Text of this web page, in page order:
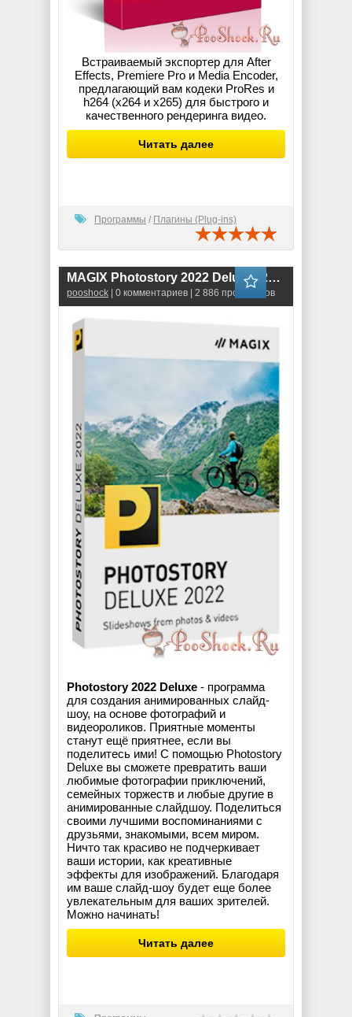
Встраиваемый экспортер для After
Effects, Premiere Pro и Media Encoder,
предлагающий вам кодеки ProRes и
h264 (x264 и x265) для быстрого и
качественного рендеринга видео.
Читать далее
Программы / Плагины (Plug-ins)
MAGIX Photostory 2022 Deluxe (21.0.1.101)
pooshock | 0 комментариев | 2 886 просмотров
Photostory 2022 Deluxe - программа
для создания анимированных слайд-
шоу, на основе фотографий и
видеороликов. Приятные моменты
станут ещё приятнее, если вы
поделитесь ими! С помощью Photostory
Deluxe вы сможете превратить ваши
любимые фотографии приключений,
семейных торжеств и любые другие в
анимированные слайдшоу. Поделиться
своими лучшими воспоминаниями с
друзьями, знакомыми, всем миром.
Ничто так красиво не подчеркивает
ваши истории, как креативные
эффекты для изображений. Благодаря
им ваше слайд-шоу будет еще более
увлекательным для ваших зрителей.
Можно начинать!
Читать далее